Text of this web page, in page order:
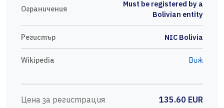
Ограничения
Must be registered by a
Bolivian entity
Регистър NIC Bolivia
Wikipedia Виж
Цена за регистрация
135.60 EUR